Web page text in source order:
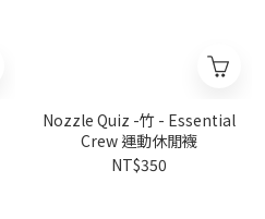
Nozzle Quiz -竹 - Essential
Crew 運動休閒襪
NT$350